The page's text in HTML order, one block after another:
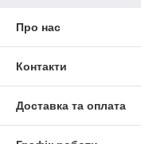
Про нас
Контакти
Доставка та оплата